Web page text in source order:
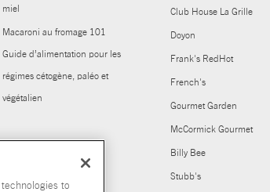
miel
Macaroni au fromage 101
Guide d’alimentation pour les
régimes cétogène, paléo et
végétalien
Club House La Grille
Doyon
Frank's RedHot
French's
Gourmet Garden
McCormick Gourmet
Billy Bee
Stubb's
to